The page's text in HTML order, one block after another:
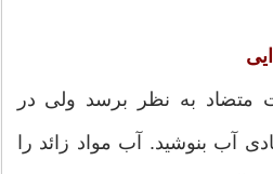
به نظر برسد ولی در
آب بنوشید. آب مواد زائد را